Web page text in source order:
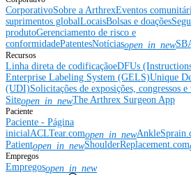
CorporativoSobre a ArthrexEventos
suprimentos globalLocaisBolsas e doações
produtoGerenciamento de risco e
conformidadePatentesNotíciasopen_in_new
Recursos
Linha direta de codificaçãoeDFUs
Enterprise Labeling System (GELS)Unique
(UDI)Solicitações de exposições, congressos
Siteopen_in_newThe Arthrex Surgeon App
Paciente
Paciente - Página
inicialACLTear.comopen_in_new
Patientopen_in_newShoulderReplacement.com
Empregos
Empregosopen_in_new